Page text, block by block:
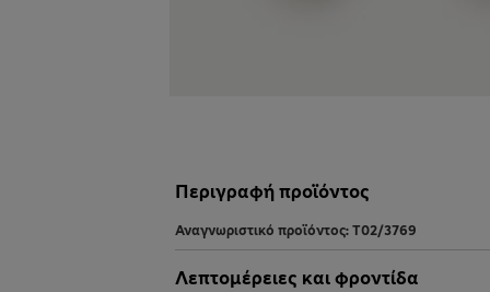
Περιγραφή προϊόντος
Αναγνωριστικό προϊόντος:T02/3769
Λεπτομέρειες και φροντίδα